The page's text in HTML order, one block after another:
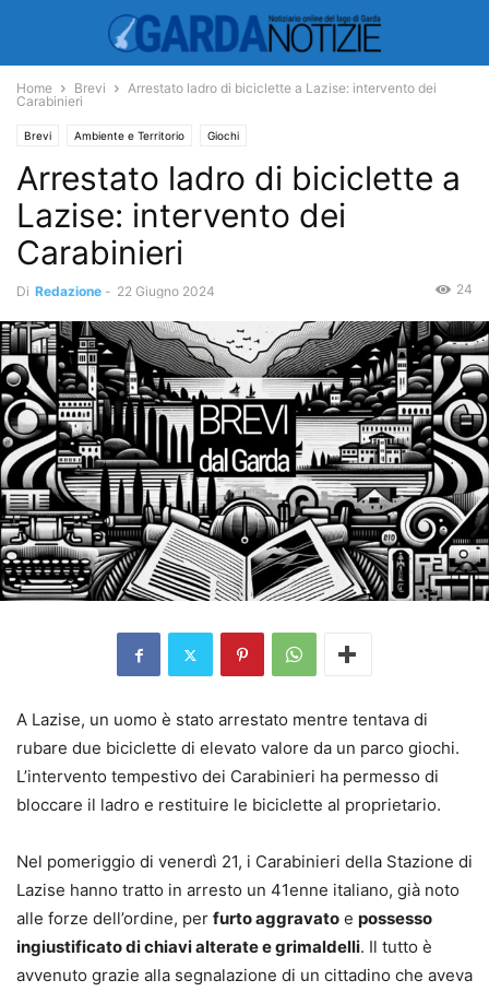
Home Brevi
Arrestato ladro di biciclette a Lazise: intervento dei
Carabinieri
Brevi Ambiente e Territorio Giochi
Arrestato ladro di biciclette a
Lazise: intervento dei
Carabinieri
Di Redazione - 22 Giugno 2024 24
A Lazise, un uomo è stato arrestato mentre tentava di
rubare due biciclette di elevato valore da un parco giochi.
L’intervento tempestivo dei Carabinieri ha permesso di
bloccare il ladro e restituire le biciclette al proprietario.
Nel pomeriggio di venerdì 21, i Carabinieri della Stazione di
Lazise hanno tratto in arresto un 41enne italiano, già noto
alle forze dell’ordine, per furto aggravato e possesso
ingiustificato di chiavi alterate e grimaldelli. Il tutto è
avvenuto grazie alla segnalazione di un cittadino che aveva